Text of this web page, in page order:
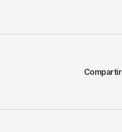
Compartir